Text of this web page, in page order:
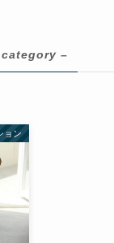
–
ョン